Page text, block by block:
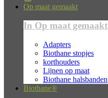
Op maat gemaakt
In Op maat gemaakt
Adapters
Biothane stopjes
korthouders
Lijnen op maat
Biothane halsbanden
Biothane®